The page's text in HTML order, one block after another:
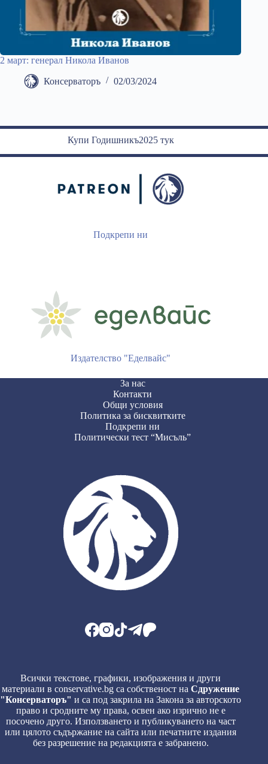
2 март: генерал Никола Иванов
Консерваторъ 02/03/2024
Купи Годишникъ2025 тук
Подкрепи ни
Издателство "Еделвайс"
За нас
Контакти
Общи условия
Политика за бисквитките
Подкрепи ни
Политически тест “Мисъль”
Всички текстове, графики, изображения и други
материали в conservative.bg са собственост наСдружение
"Консерваторъ" и са под закрила на Закона за авторското
право и сродните му права, освен ако изрично не е
посочено друго. Използването и публикуването на част
или цялото съдържание на сайта или печатните издания
без разрешение на редакцията е забранено.